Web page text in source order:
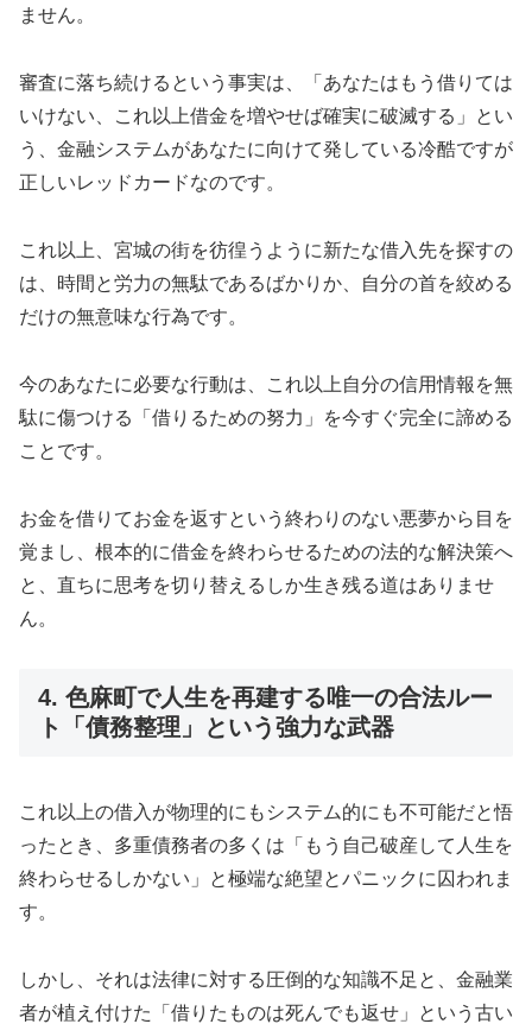
ません。
審査に落ち続けるという事実は、「あなたはもう借りては
いけない、これ以上借金を増やせば確実に破滅する」とい
う、金融システムがあなたに向けて発している冷酷ですが
正しいレッドカードなのです。
これ以上、宮城の街を彷徨うように新たな借入先を探すの
は、時間と労力の無駄であるばかりか、自分の首を絞める
だけの無意味な行為です。
今のあなたに必要な行動は、これ以上自分の信用情報を無
駄に傷つける「借りるための努力」を今すぐ完全に諦める
ことです。
お金を借りてお金を返すという終わりのない悪夢から目を
覚まし、根本的に借金を終わらせるための法的な解決策へ
と、直ちに思考を切り替えるしか生き残る道はありませ
ん。
4. 色麻町で人生を再建する唯一の合法ルー
ト「債務整理」という強力な武器
これ以上の借入が物理的にもシステム的にも不可能だと悟
ったとき、多重債務者の多くは「もう自己破産して人生を
終わらせるしかない」と極端な絶望とパニックに囚われま
す。
しかし、それは法律に対する圧倒的な知識不足と、金融業
者が植え付けた「借りたものは死んでも返せ」という古い